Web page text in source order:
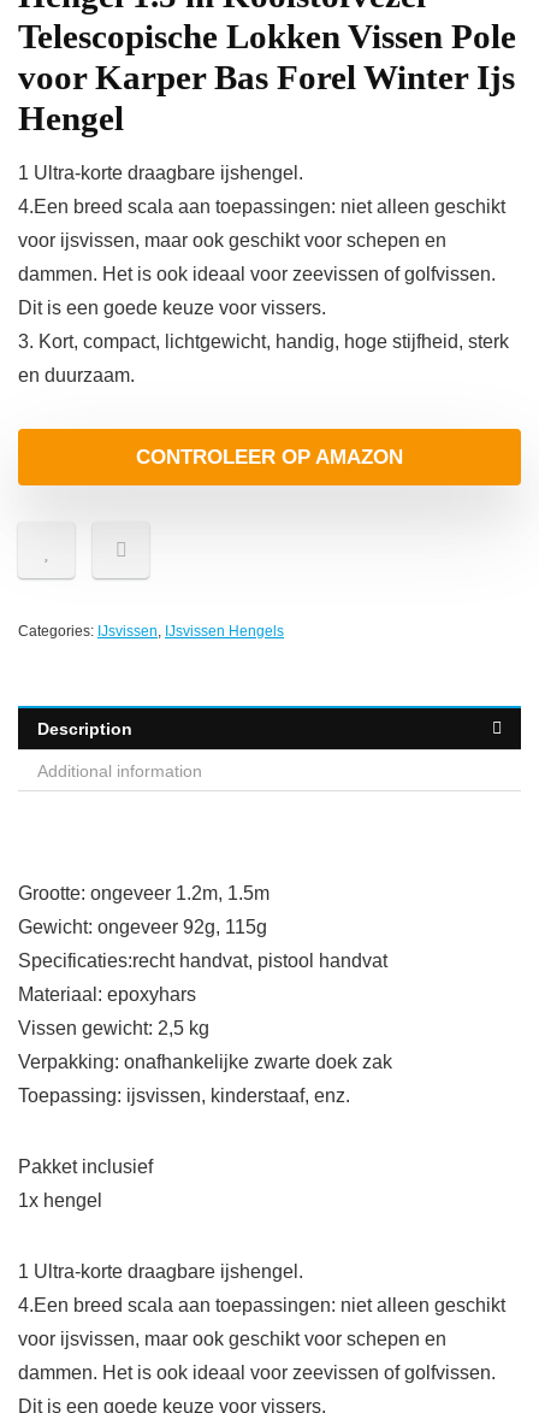
Telescopische Lokken Vissen Pole
voor Karper Bas Forel Winter Ijs
Hengel
1 Ultra-korte draagbare ijshengel.
4.Een breed scala aan toepassingen: niet alleen geschikt
voor ijsvissen, maar ook geschikt voor schepen en
dammen. Het is ook ideaal voor zeevissen of golfvissen.
Dit is een goede keuze voor vissers.
3. Kort, compact, lichtgewicht, handig, hoge stijfheid, sterk
en duurzaam.
CONTROLEER OP AMAZON
Categories: IJsvissen, IJsvissen Hengels
Description
Additional information
Grootte: ongeveer 1.2m, 1.5m
Gewicht: ongeveer 92g, 115g
Specificaties:recht handvat, pistool handvat
Materiaal: epoxyhars
Vissen gewicht: 2,5 kg
Verpakking: onafhankelijke zwarte doek zak
Toepassing: ijsvissen, kinderstaaf, enz.
Pakket inclusief
1x hengel
1 Ultra-korte draagbare ijshengel.
4.Een breed scala aan toepassingen: niet alleen geschikt
voor ijsvissen, maar ook geschikt voor schepen en
dammen. Het is ook ideaal voor zeevissen of golfvissen.
Dit is een goede keuze voor vissers.